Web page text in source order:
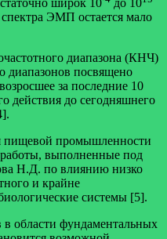
широк 10
до 10
ЭМП остается мало
диапазона (КНЧ)
диапазонов посвящено
за последние 10
действия до сегодняшнего
пищевой промышленности
выполненные под
Н.Д. по влиянию низко
и крайне
системы [5].
в области фундаментальных